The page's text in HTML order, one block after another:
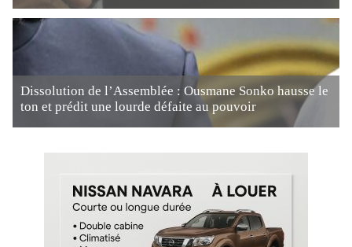
Dissolution de l’Assemblée : Ousmane Sonko hausse le
ton et prédit une lourde défaite au pouvoir